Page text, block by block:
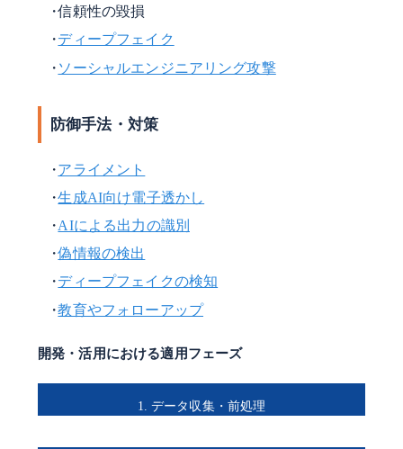
信頼性の毀損
ディープフェイク
ソーシャルエンジニアリング攻撃
防御手法・対策
アライメント
生成AI向け電子透かし
AIによる出力の識別
偽情報の検出
ディープフェイクの検知
教育やフォローアップ
開発・活用における適用フェーズ
1. データ収集・前処理